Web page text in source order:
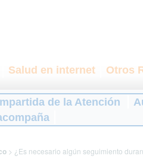
Salud en internet Otros
de la Atención
> ¿Es necesario algún seguimiento